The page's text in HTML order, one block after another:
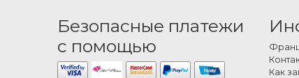
Безопасные платежи
с помощью
Как